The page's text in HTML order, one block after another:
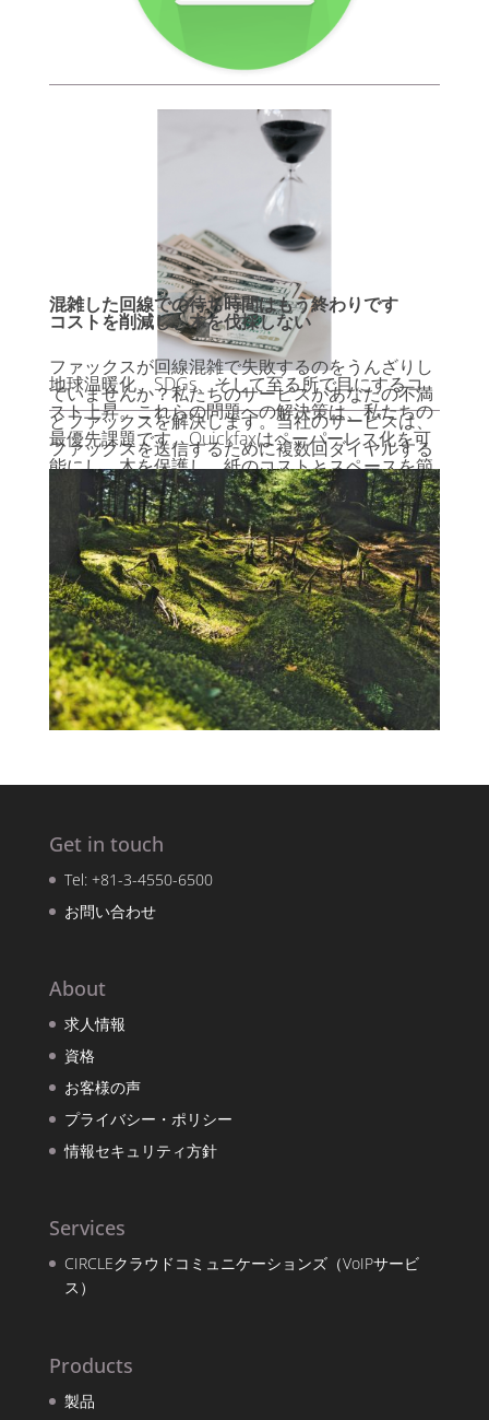
混雑した回線での待ち時間はもう終わりです
ファックスが回線混雑で失敗するのをうんざりし
ていませんか？私たちのサービスがあなたの不満
とファックスを解決します。当社のサービスは、
ファックスを送信するために複数回ダイヤルする
ことができます。さらに、複数の番号に同時に送
信することも可能です。
コストを削減し、木を伐採しない
地球温暖化、SDGs、そして至る所で目にするコ
スト上昇。これらの問題への解決策は、私たちの
最優先課題です。Quickfaxはペーパーレス化を可
能にし、木を保護し、紙のコストとスペースを節
約できます。さらに、24時間365日稼働するファ
ックスマシンが不要になるため、電気代も節約で
きます。まさにWin-Winのソリューションです！
Get in touch
Tel: +81-3-4550-6500
お問い合わせ
About
求人情報
資格
お客様の声
プライバシー・ポリシー
情報セキュリティ方針
Services
CIRCLEクラウドコミュニケーションズ（VoIPサービ
ス）
Products
製品